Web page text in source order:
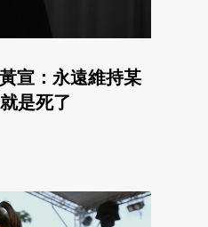
宣：永遠維持某
是死了